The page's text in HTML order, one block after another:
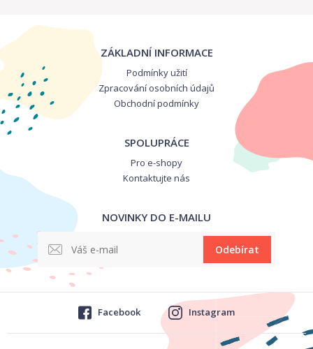
ZÁKLADNÍ INFORMACE
Podmínky užití
Zpracování osobních údajů
Obchodní podmínky
SPOLUPRÁCE
Pro e-shopy
Kontaktujte nás
NOVINKY DO E-MAILU
Odebírat
Facebook Instagram